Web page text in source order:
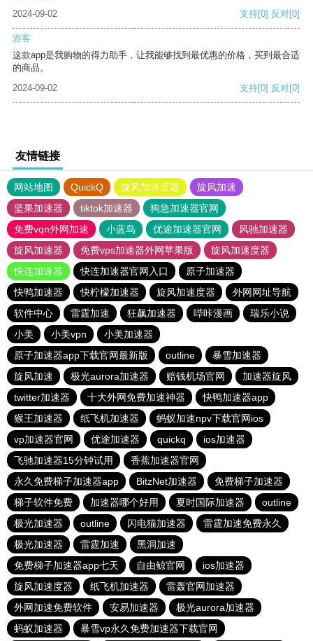
2024-09-02
支持[0] 反对[0]
游客
这款app是我购物的得力助手，让我能够找到最优惠的价格，买到最合适
的商品。
2024-09-02
支持[0] 反对[0]
友情链接
网站地图 QuickQ 旋风加速度器
旋风加速
坚果加速器
tiktok加速器
狗急加速器官网
免费vqn外网加速
小蓝鸟 优途加速器官网
风驰加速器
旋风加速器
免费vps加速器外网苹果版
旋风加速度器
快连加速器
快连加速器官网入口
原子加速器
快鸭加速器
快柠檬加速器 旋风加速度器
外网网址导航
软件中心
雷霆加速 狂飙加速器 哔咔漫画
瑞乐小说
小美
小美vpn
小美加速器
原子加速器app下载官网最新版
outline
暴雪加速器
旋风加速
极光aurora加速器 赔钱机场官网
加速器旋风
twitter加速器
十大外网免费加速神器
快鸭加速器app
猴王加速器
纸飞机加速器
蚂蚁加速npv下载官网ios
vp加速器官网
优途加速器 quickq
ios加速器
飞驰加速器15分钟试用
香蕉加速器官网
永久免费梯子加速器app
BitzNet加速器
免费梯子加速器
梯子软件免费
加速器哪个好用 夏时国际加速器
outline
极光加速器
outline 闪电猫加速器
雷霆加速免费永久
极光加速器
雷霆加速
黑洞加速
免费梯子加速器app七天
自由鲸官网
ios加速器
旋风加速度器
纸飞机加速器
雷轰官网加速器
外网加速免费软件
安易加速器
极光aurora加速器
蚂蚁加速器
暴雪vp永久免费加速器下载官网